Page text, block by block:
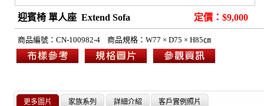
迎賓椅 單人座 Extend Sofa 定價：$9,000
商品編號： CN-100982-4 商品規格：W77 × D75 × H85㎝
更多圖片 家族系列 詳細介紹 客戶實例照片